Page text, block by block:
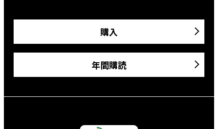
購入
年間購読